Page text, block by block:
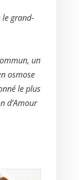
grand-
un
osmose
le plus
d’Amour